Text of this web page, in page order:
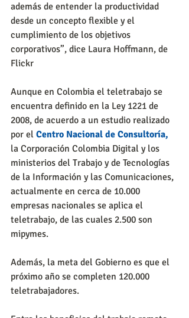
además de entender la productividad
desde un concepto flexible y el
cumplimiento de los objetivos
corporativos”, dice Laura Hoffmann, de
Flickr
Aunque en Colombia el teletrabajo se
encuentra definido en la Ley 1221 de
2008, de acuerdo a un estudio realizado
por el Centro Nacional de Consultoría,
la Corporación Colombia Digital y los
ministerios del Trabajo y de Tecnologías
de la Información y las Comunicaciones,
actualmente en cerca de 10.000
empresas nacionales se aplica el
teletrabajo, de las cuales 2.500 son
mipymes.
Además, la meta del Gobierno es que el
próximo año se completen 120.000
teletrabajadores.